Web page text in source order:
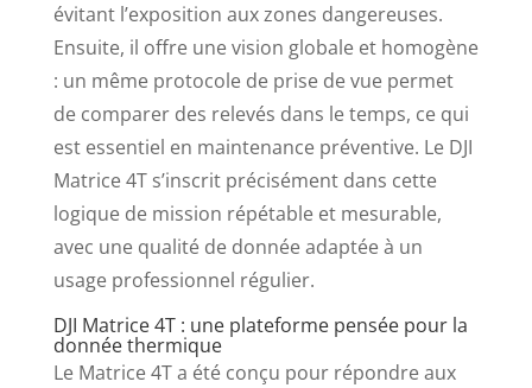
évitant l’exposition aux zones dangereuses.
Ensuite, il offre une vision globale et homogène
: un même protocole de prise de vue permet
de comparer des relevés dans le temps, ce qui
est essentiel en maintenance préventive. Le DJI
Matrice 4T s’inscrit précisément dans cette
logique de mission répétable et mesurable,
avec une qualité de donnée adaptée à un
usage professionnel régulier.
DJI Matrice 4T : une plateforme pensée pour la
donnée thermique
Le Matrice 4T a été conçu pour répondre aux